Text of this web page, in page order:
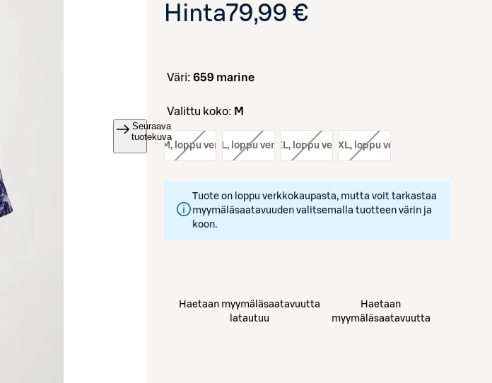
Avaa tuotekuva suurennettuna
Seuraava
tuotekuva
Hinta79,99 €
väri: 659 marine
Valittu koko: M
M, loppu verkosta
koko: L, loppu verkosta
koko: XL, loppu verkosta
koko:XXL, loppu verkosta
Tuote on loppu verkkokaupasta, mutta voit tarkastaa
myymäläsaatavuuden valitsemalla tuotteen värin ja
koon.
Haetaan myymäläsaatavuutta
latautuu
Haetaan
myymäläsaatavuutta